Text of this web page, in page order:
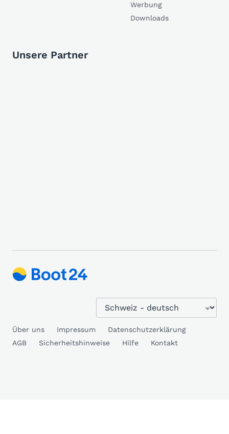
Werbung
Downloads
Unsere Partner
Über uns Impressum
Datenschutzerklärung
AGB
Sicherheitshinweise Hilfe Kontakt